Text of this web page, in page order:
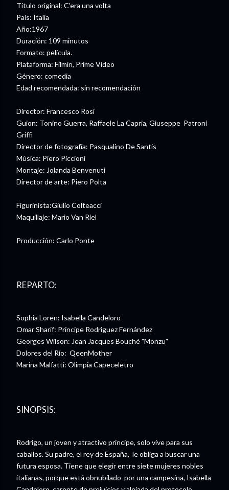
Título original: C'era una volta
País: Italia
Año:1967
Duración: 109 minutos
Formato: película.
Plataforma: Filmin, Prime Video
Género: comedia
Edad recomendada: sin recomendación
Director: Francesco Rosi
Guion: Tonino Guerra, Raffaele La Capria, Giuseppe Patroni
Griffi
Director de fotografía: Pasqualino De Santis
Música: Piero Piccioni
Montaje: Jolanda Benvenuti
Director de arte: Piero Polta
Figurinista:Giulio Colteacci
Maquillaje: Mario Van Riel
Producción: Carlo Ponte
REPARTO:
Sophia Loren: Isabella Candeloro
Omar Sharif: Príncipe Rodriguez Fernández
Georges Wilson: Jean Jacques Bouché "Monzu"
Dolores del Río: QeenMother
Marina Malfatti: Olimpia Capeceletro
SINOPSIS:
Rodrigo, un joven y atractivo príncipe, solo vive para sus
caballos. Su padre, el rey de España, le obliga a buscar una
futura esposa. Tiene que elegir entre siete mujeres nobles
italianas, porque está obnubilado por una campesina, Isabella